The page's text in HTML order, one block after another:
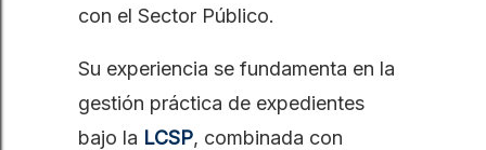
con el Sector Público.
Su experiencia se fundamenta en la
gestión práctica de expedientes
bajo la LCSP, combinada con